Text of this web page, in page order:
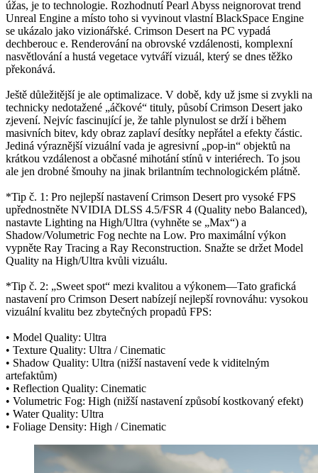
úžas, je to technologie. Rozhodnutí Pearl Abyss neignorovat trend
Unreal Engine a místo toho si vyvinout vlastní BlackSpace Engine
se ukázalo jako vizionářské. Crimson Desert na PC vypadá
dechberouc e. Renderování na obrovské vzdálenosti, komplexní
nasvětlování a hustá vegetace vytváří vizuál, který se dnes těžko
překonává.
Ještě důležitější je ale optimalizace. V době, kdy už jsme si zvykli na
technicky nedotažené „áčkové“ tituly, působí Crimson Desert jako
zjevení. Nejvíc fascinující je, že tahle plynulost se drží i během
masivních bitev, kdy obraz zaplaví desítky nepřátel a efekty částic.
Jediná výraznější vizuální vada je agresivní „pop-in“ objektů na
krátkou vzdálenost a občasné mihotání stínů v interiérech. To jsou
ale jen drobné šmouhy na jinak brilantním technologickém plátně.
*Tip č. 1: Pro nejlepší nastavení Crimson Desert pro vysoké FPS
upřednostněte NVIDIA DLSS 4.5/FSR 4 (Quality nebo Balanced),
nastavte Lighting na High/Ultra (vyhněte se „Max“) a
Shadow/Volumetric Fog nechte na Low. Pro maximální výkon
vypněte Ray Tracing a Ray Reconstruction. Snažte se držet Model
Quality na High/Ultra kvůli vizuálu.
*Tip č. 2: „Sweet spot“ mezi kvalitou a výkonem—Tato grafická
nastavení pro Crimson Desert nabízejí nejlepší rovnováhu: vysokou
vizuální kvalitu bez zbytečných propadů FPS:
• Model Quality: Ultra
• Texture Quality: Ultra / Cinematic
• Shadow Quality: Ultra (nižší nastavení vede k viditelným
artefaktům)
• Reflection Quality: Cinematic
• Volumetric Fog: High (nižší nastavení způsobí kostkovaný efekt)
• Water Quality: Ultra
• Foliage Density: High / Cinematic